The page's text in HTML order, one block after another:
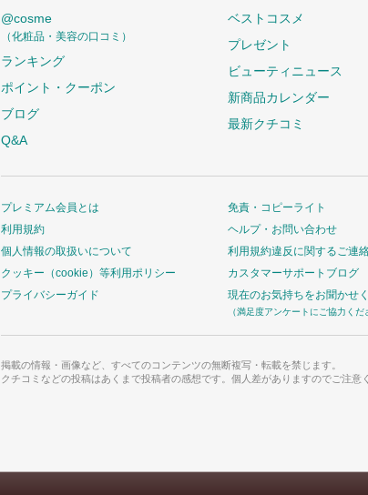
@cosme
（化粧品・美容の口コミ）
ランキング
ポイント・クーポン
ブログ
Q&A
ベストコスメ
プレゼント
ビューティニュース
新商品カレンダー
最新クチコミ
プレミアム会員とは
利用規約
個人情報の取扱いについて
クッキー（cookie）等利用ポリシー
プライバシーガイド
免責・コピーライト
ヘルプ・お問い合わせ
利用規約違反に関するご連
カスタマーサポートブログ
現在のお気持ちをお聞かせ
（満足度アンケートにご協力くだ
掲載の情報・画像など、すべてのコンテンツの無断複写・転載を禁じます。
クチコミなどの投稿はあくまで投稿者の感想です。個人差がありますのでご注意